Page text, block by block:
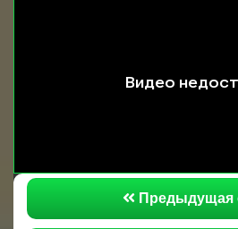
Олег Николаевич должен
Предыдущая